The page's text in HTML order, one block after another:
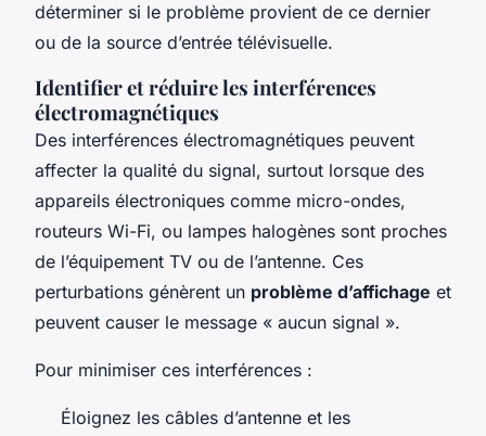
déterminer si le problème provient de ce dernier
ou de la source d’entrée télévisuelle.
Identifier et réduire les interférences
électromagnétiques
Des interférences électromagnétiques peuvent
affecter la qualité du signal, surtout lorsque des
appareils électroniques comme micro-ondes,
routeurs Wi-Fi, ou lampes halogènes sont proches
de l’équipement TV ou de l’antenne. Ces
perturbations génèrent un problème d’affichage et
peuvent causer le message « aucun signal ».
Pour minimiser ces interférences :
Éloignez les câbles d’antenne et les